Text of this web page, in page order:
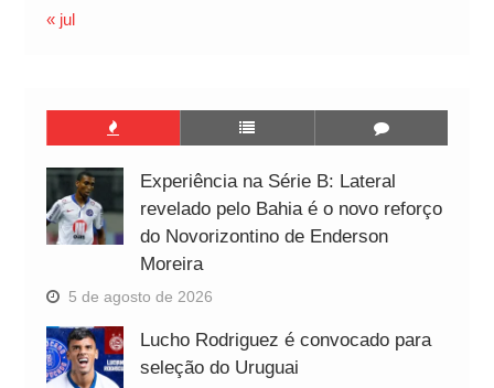
« jul
Experiência na Série B: Lateral
revelado pelo Bahia é o novo reforço
do Novorizontino de Enderson
Moreira
5 de agosto de 2026
Lucho Rodriguez é convocado para
seleção do Uruguai